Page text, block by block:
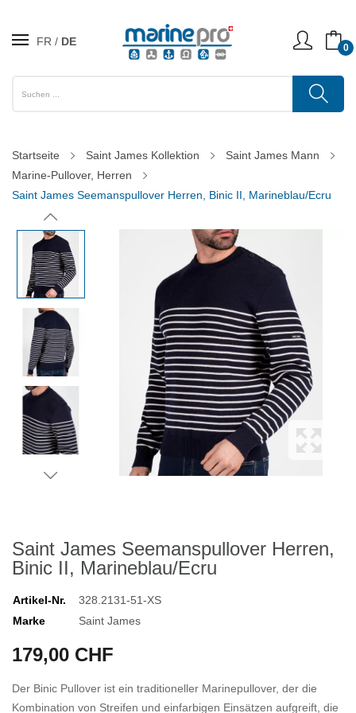
FR DE 0
Startseite Saint James Kollektion
Saint James Mann
Marine-Pullover, Herren
Saint James Seemanspullover Herren, Binic II, Marineblau/Ecru
Saint James Seemanspullover Herren,
Binic II, Marineblau/Ecru
Artikel-Nr.
328.2131-51-XS
Marke
Saint James
179,00 CHF
Der Binic Pullover ist ein traditioneller Marinepullover, der die
Kombination von Streifen und einfarbigen Einsätzen aufgreift, die